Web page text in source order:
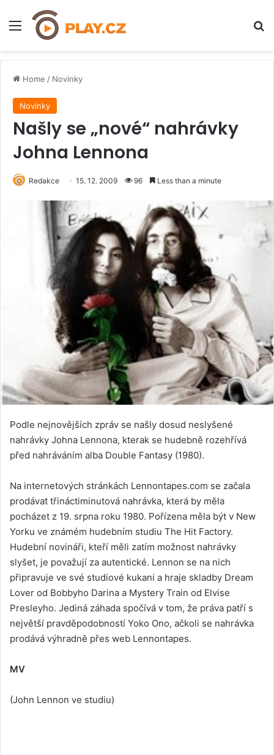
Menu
Home / Novinky
Novinky
Našly se „nové“ nahrávky
Johna Lennona
Redakce 15. 12. 2009 96 Less than a minute
Podle nejnovějších zpráv se našly dosud neslyšené
nahrávky Johna Lennona, kterak se hudebně rozehřívá
před nahráváním alba Double Fantasy (1980).
Na internetových stránkách Lennontapes.com se začala
prodávat třináctiminutová nahrávka, která by měla
pocházet z 19. srpna roku 1980. Pořízena měla být v New
Yorku ve známém hudebním studiu The Hit Factory.
Hudební novináři, kteří měli zatím možnost nahrávky
slyšet, je považují za autentické. Lennon se na nich
připravuje ve své studiové kukani a hraje skladby Dream
Lover od Bobbyho Darina a Mystery Train od Elvise
Presleyho. Jediná záhada spočívá v tom, že práva patří s
největší pravděpodobností Yoko Ono, ačkoli se nahrávka
prodává výhradně přes web Lennontapes.
MV
(John Lennon ve studiu)